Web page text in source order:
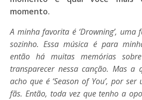
momento.
A minha favorita é ‘Drowning’, uma
sozinho. Essa música é para
então há muitas memórias
transparecer nessa canção. Mas a
acho que é ‘Season of You’, por
fãs. Então, toda vez que tenho a